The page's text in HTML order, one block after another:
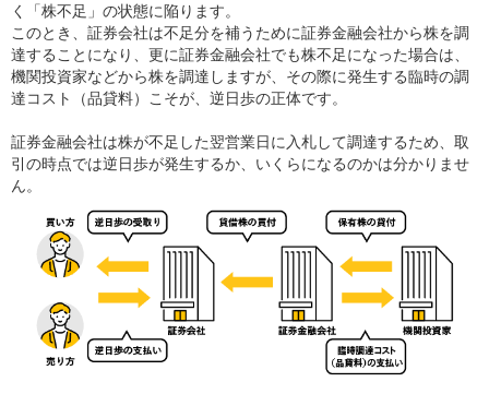
く「株不足」の状態に陥ります。
このとき、証券会社は不足分を補うために証券金融会社から株を調
達することになり、更に証券金融会社でも株不足になった場合は、
機関投資家などから株を調達しますが、その際に発生する臨時の調
達コスト（品貸料）こそが、逆日歩の正体です。
証券金融会社は株が不足した翌営業日に入札して調達するため、取
引の時点では逆日歩が発生するか、いくらになるのかは分かりませ
ん。